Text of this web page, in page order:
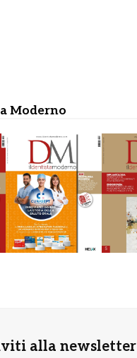
Moderno
alla newsletter